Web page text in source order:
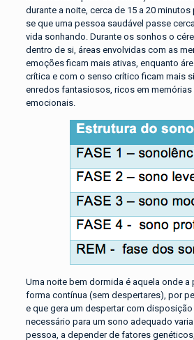
durante a noite, cerca de 15 a 20
se que uma pessoa saudável passe
vida sonhando. Durante os sonhos o
dentro de si, áreas envolvidas com as
emoções ficam mais ativas, enquanto
crítica e com o senso crítico ficam mais
enredos fantasiosos, ricos em
emocionais.
Uma noite bem dormida é aquela onde
forma contínua (sem despertares), por
e que gera um despertar com disposição
necessário para um sono adequado
pessoa, a depender de fatores